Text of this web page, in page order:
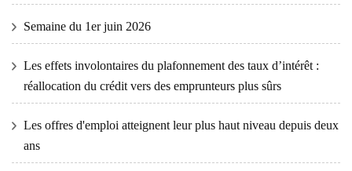
Semaine du 1er juin 2026
Les effets involontaires du plafonnement des taux d’intérêt :
réallocation du crédit vers des emprunteurs plus sûrs
Les offres d'emploi atteignent leur plus haut niveau depuis deux
ans